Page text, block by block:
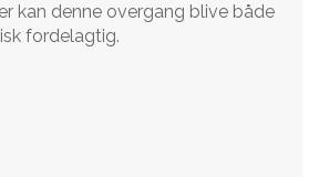
kan denne overgang blive både
fordelagtig.